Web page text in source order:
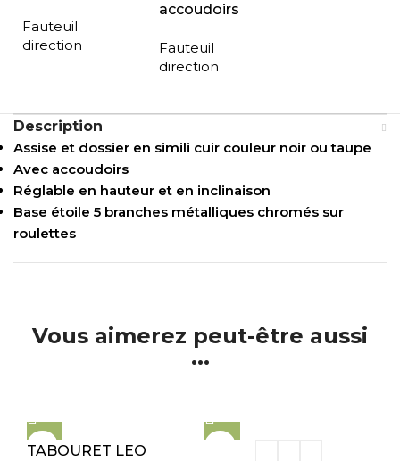
Fauteuil
direction
accoudoirs
Fauteuil
direction
Description
Assise et dossier en simili cuir couleur noir ou taupe
Avec accoudoirs
Réglable en hauteur et en inclinaison
Base étoile 5 branches métalliques chromés sur
roulettes
Vous aimerez peut-être aussi
...
TABOURET LEO